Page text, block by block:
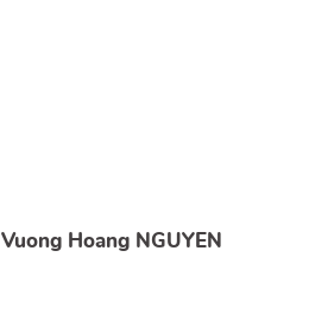
Vuong Hoang NGUYEN